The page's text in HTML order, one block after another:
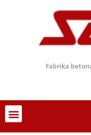
Fabrika